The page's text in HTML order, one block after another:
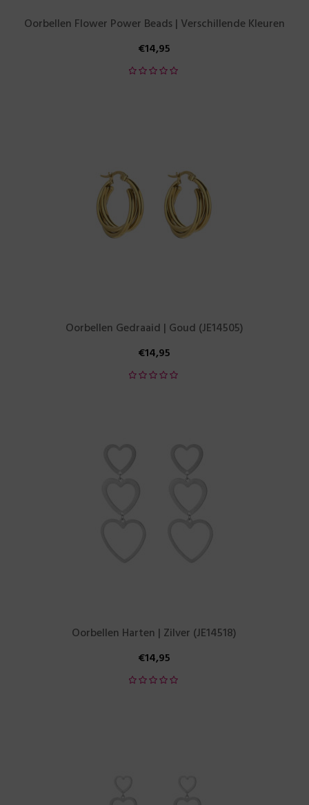
Oorbellen Flower Power Beads | Verschillende Kleuren
€14,95
Oorbellen Gedraaid | Goud (JE14505)
€14,95
Oorbellen Harten | Zilver (JE14518)
€14,95